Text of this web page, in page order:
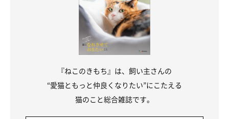
外はカリカリ、中はクリーミーな独特の口当たりが人気の「シー
『ねこのきもち』は、飼い主さんの
“愛猫ともっと仲良くなりたい”にこたえる
猫のこと総合雑誌です。